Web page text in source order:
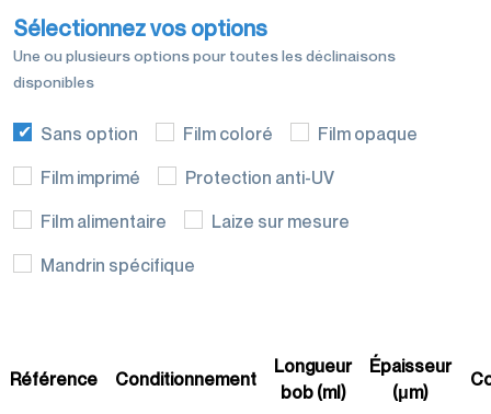
conditionnement
Sélectionnez vos options
Une ou plusieurs options pour toutes les déclinaisons
disponibles
Sans option Film coloré
Film opaque
Film imprimé
Protection anti-UV
Film alimentaire
Laize sur mesure
Mandrin spécifique
Référence Conditionnement
Longueur
bob (ml)
Épaisseur
(μm)